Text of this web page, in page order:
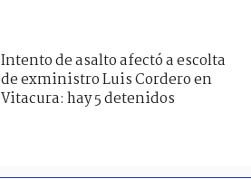
Intento de asalto afectó a escolta
de exministro Luis Cordero en
Vitacura: hay 5 detenidos